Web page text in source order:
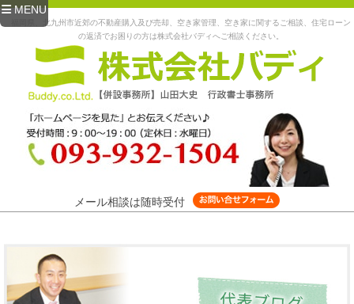
MENU
福岡県、北九州市近郊の不動産購入及び売却、空き家管理、空き家に関するご相談、住宅ローン
の返済でお困りの方は株式会社バディへご相談ください。
メール相談は随時受付